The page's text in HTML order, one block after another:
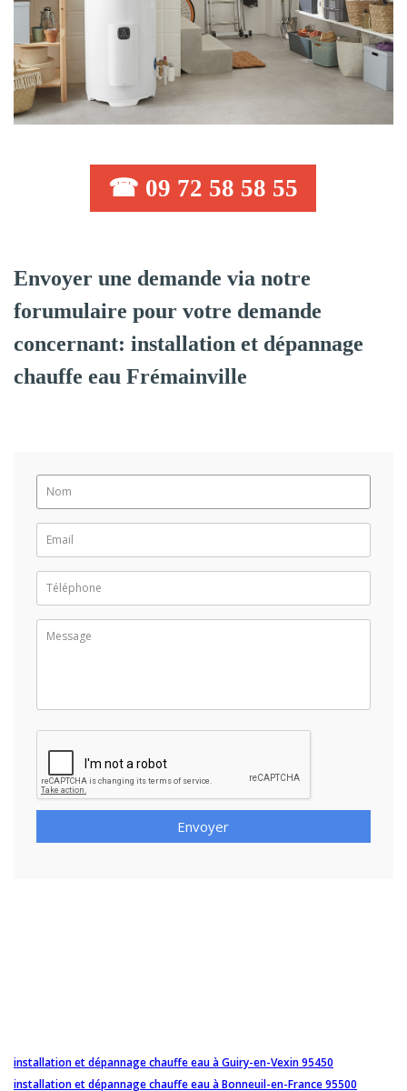
☎ 09 72 58 58 55
Envoyer une demande via notre
forumulaire pour votre demande
concernant: installation et dépannage
chauffe eau Frémainville
Envoyer
installation et dépannage chauffe eau à Guiry-en-Vexin 95450
installation et dépannage chauffe eau à Bonneuil-en-France 95500